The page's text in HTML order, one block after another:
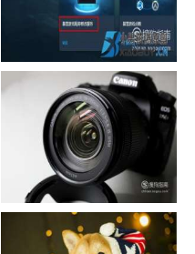
战网怎么修改昵称？
摄影作品的欣赏方法